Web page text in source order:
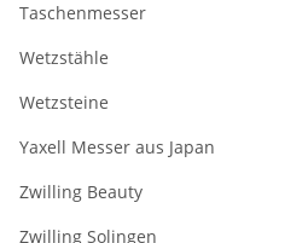
Taschenmesser
Wetzstähle
Wetzsteine
Yaxell Messer aus Japan
Zwilling Beauty
Zwilling Solingen